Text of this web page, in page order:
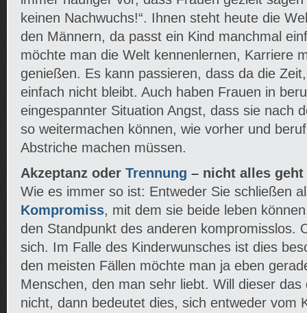
keinen Nachwuchs!“. Ihnen steht heute die
den Männern, da passt ein Kind manchmal
möchte man die Welt kennenlernen, Karriere
genießen. Es kann passieren, dass da die
einfach nicht bleibt. Auch haben Frauen in
eingespannter Situation Angst, dass sie nach
so weitermachen können, wie vorher und
Abstriche machen müssen.
Akzeptanz oder Trennung – nicht alles geht
Wie es immer so ist: Entweder Sie schließen
Kompromiss, mit dem sie beide leben
den Standpunkt des anderen kompromisslos.
sich. Im Falle des Kinderwunsches ist dies
den meisten Fällen möchte man ja eben
Menschen, den man sehr liebt. Will dieser das
nicht, dann bedeutet dies, sich entweder vom